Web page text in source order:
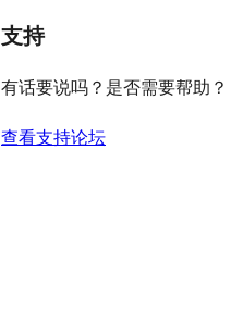
支持
有话要说吗？是否需要帮助？
查看支持论坛